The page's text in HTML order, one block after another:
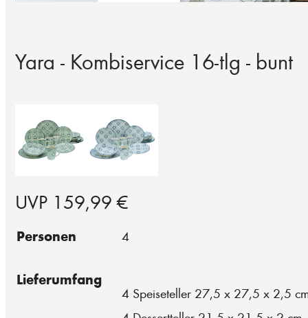
Yara - Kombiservice 16-tlg - bunt
UVP 159,99 €
Personen 4
Lieferumfang
4 Speiseteller 27,5 x 27,5 x 2,5